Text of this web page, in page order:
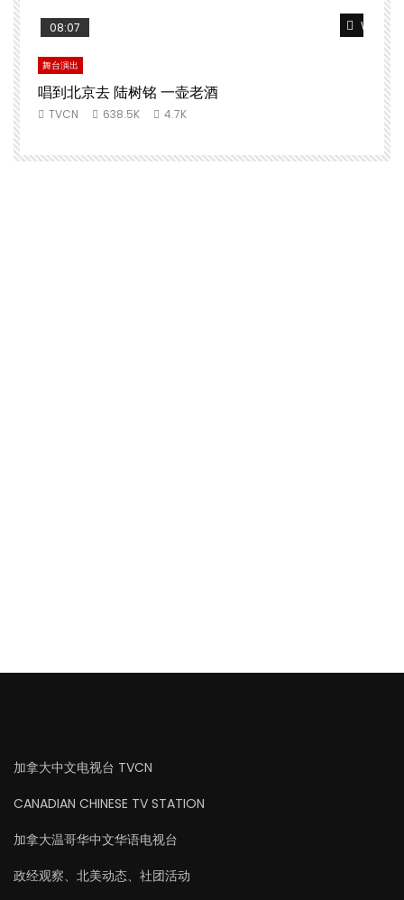
Watch
08:07
舞台演出
唱到北京去 陆树铭 一壶老酒
TVCN 638.5K 4.7K
加拿大中文电视台 TVCN
CANADIAN CHINESE TV STATION
加拿大温哥华中文华语电视台
政经观察、北美动态、社团活动